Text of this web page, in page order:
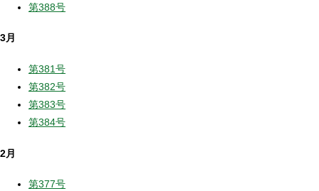
第388号
3月
第381号
第382号
第383号
第384号
2月
第377号